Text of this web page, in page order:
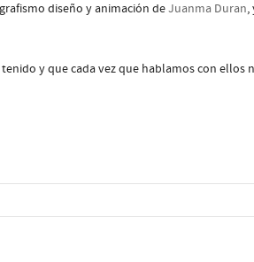
diseño y animación deJuanma Duran,
y que cada vez que hablamos con ellos